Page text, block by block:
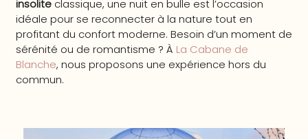
insoliteclassique, une nuit en bulle est l’occasion
idéale pour se reconnecter à la nature tout en
profitant du confort moderne. Besoin d’un moment de
sérénité ou de romantisme ? ­À La Cabane de
Blanche, nous proposons une expérience hors du
commun.